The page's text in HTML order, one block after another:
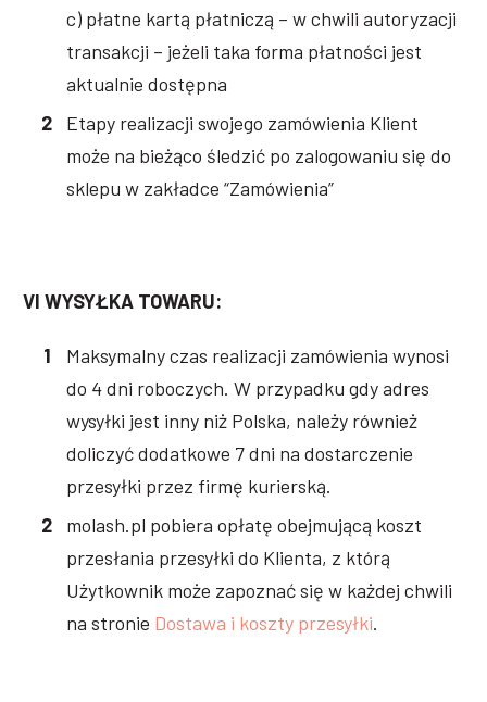
c) płatne kartą płatniczą – w chwili autoryzacji
transakcji – jeżeli taka forma płatności jest
aktualnie dostępna
Etapy realizacji swojego zamówienia Klient
może na bieżąco śledzić po zalogowaniu się do
sklepu w zakładce “Zamówienia”
VI WYSYŁKA TOWARU:
Maksymalny czas realizacji zamówienia wynosi
do 4 dni roboczych. W przypadku gdy adres
wysyłki jest inny niż Polska, należy również
doliczyć dodatkowe 7 dni na dostarczenie
przesyłki przez firmę kurierską.
molash.pl pobiera opłatę obejmującą koszt
przesłania przesyłki do Klienta, z którą
Użytkownik może zapoznać się w każdej chwili
na stronie Dostawa i koszty przesyłki.